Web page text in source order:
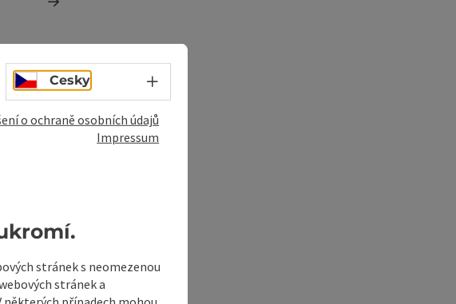
Cesky Volba jazyka - Otevřít menu
o ochraně osobních údajů
Impressum
stránek s neomezenou
stránek a